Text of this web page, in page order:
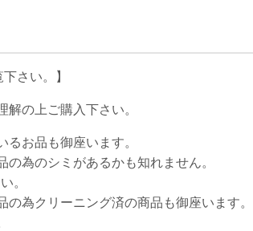
さい。】
の上ご購入下さい。
お品も御座います。
為のシミがあるかも知れません。
。
為クリーニング済の商品も御座います。